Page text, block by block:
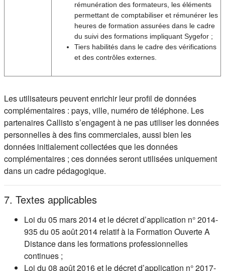
rémunération des formateurs, les éléments
permettant de comptabiliser et rémunérer les
heures de formation assurées dans le cadre
du suivi des formations impliquant Sygefor ;
Tiers habilités dans le cadre des vérifications
et des contrôles externes.
Les utilisateurs peuvent enrichir leur profil de données
complémentaires : pays, ville, numéro de téléphone. Les
partenaires Callisto s’engagent à ne pas utiliser les données
personnelles à des fins commerciales, aussi bien les
données initialement collectées que les données
complémentaires ; ces données seront utilisées uniquement
dans un cadre pédagogique.
7. Textes applicables
Loi du 05 mars 2014 et le décret d’application n° 2014-
935 du 05 août 2014 relatif à la Formation Ouverte A
Distance dans les formations professionnelles
continues ;
Loi du 08 août 2016 et le décret d’application n° 2017-